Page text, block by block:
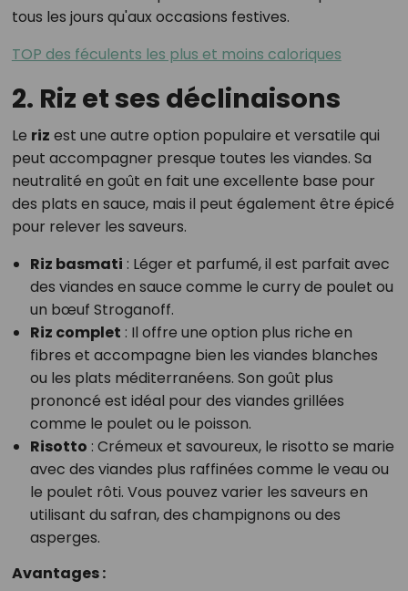
tous les jours qu'aux occasions festives.
TOP des féculents les plus et moins caloriques
2. Riz et ses déclinaisons
Le riz est une autre option populaire et versatile qui
peut accompagner presque toutes les viandes. Sa
neutralité en goût en fait une excellente base pour
des plats en sauce, mais il peut également être épicé
pour relever les saveurs.
Riz basmati : Léger et parfumé, il est parfait avec
des viandes en sauce comme le curry de poulet ou
un bœuf Stroganoff.
Riz complet : Il offre une option plus riche en
fibres et accompagne bien les viandes blanches
ou les plats méditerranéens. Son goût plus
prononcé est idéal pour des viandes grillées
comme le poulet ou le poisson.
Risotto : Crémeux et savoureux, le risotto se marie
avec des viandes plus raffinées comme le veau ou
le poulet rôti. Vous pouvez varier les saveurs en
utilisant du safran, des champignons ou des
asperges.
Avantages :